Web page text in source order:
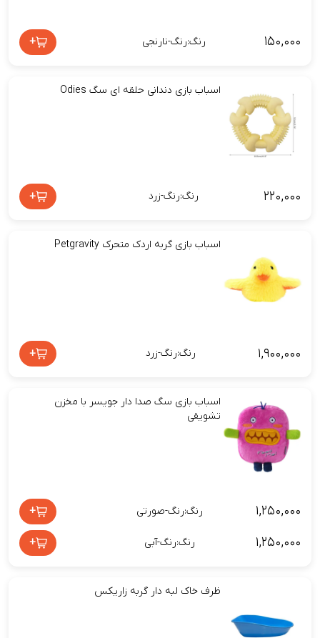
۱۵۰,۰۰۰ رنگ:رنگ-نارنجی +
اسباب بازی دندانی حلقه ای سگ Odies
۲۲۰,۰۰۰ رنگ:رنگ-زرد +
اسباب بازی گربه اردک متحرک Petgravity
۱,۹۰۰,۰۰۰ رنگ:رنگ-زرد +
اسباب‌ بازی سگ صدا دار جویسر با مخزن
تشویقی
۱,۲۵۰,۰۰۰ رنگ:رنگ-صورتی +
۱,۲۵۰,۰۰۰ رنگ:رنگ-آبی +
ظرف خاک لبه دار گربه زاریکس